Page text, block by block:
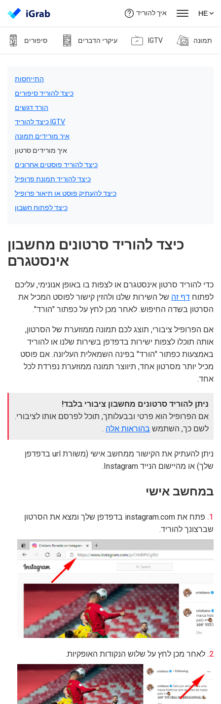
איך להוריד HE
סיפורים עיקרי הדברים IGTV תמונה
התייחסות
כיצד להוריד סיפורים
הורד דגשים
כיצד להוריד IGTV
איך מורידים תמונה
איך מורידים סרטון
כיצד להוריד פוסטים אחרונים
כיצד להוריד תמונת פרופיל
כיצד להעתיק פוסט או תיאור פרופיל
כיצד לפתוח חשבון
כיצד להוריד סרטונים מחשבון
אינסטגרם
כדי להוריד סרטון אינסטגרם או לצפות בו באופן אנונימי, עליכם
לפתוח דף זה של השירות שלנו ולהזין קישור לפוסט המכיל את
הסרטון בשדה החיפוש. לאחר מכן לחץ על כפתור "הורד".
אם הפרופיל ציבורי, תוצג לכם תמונה ממוזערת של הסרטון,
אותה תוכלו לצפות ישירות בדפדפן בשירות שלנו או להוריד
באמצעות כפתור "הורד" בפינה השמאלית העליונה. אם פוסט
מכיל יותר מסרטון אחד, תיווצר תמונה ממוזערת נפרדת לכל
אחד.
ניתן להוריד סרטונים מחשבון ציבורי בלבד!
אם הפרופיל הוא פרטי ובבעלותך, תוכל לפרסם אותו לציבורי.
לשם כך, השתמש בהוראות אלה .
ניתן להעתיק את הקישור ממחשב אישי (משורת url בדפדפן
שלך) או מהיישום הנייד Instagram.
במחשב אישי
פתח את instagram.com בדפדפן שלך ומצא את הסרטון
שברצונך להוריד.
לאחר מכן לחץ על שלוש הנקודות האופקיות.